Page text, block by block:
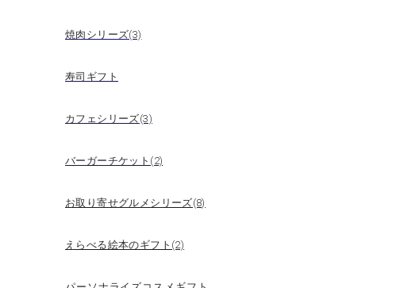
焼肉シリーズ(3)
寿司ギフト
カフェシリーズ(3)
バーガーチケット(2)
お取り寄せグルメシリーズ(8)
えらべる絵本のギフト(2)